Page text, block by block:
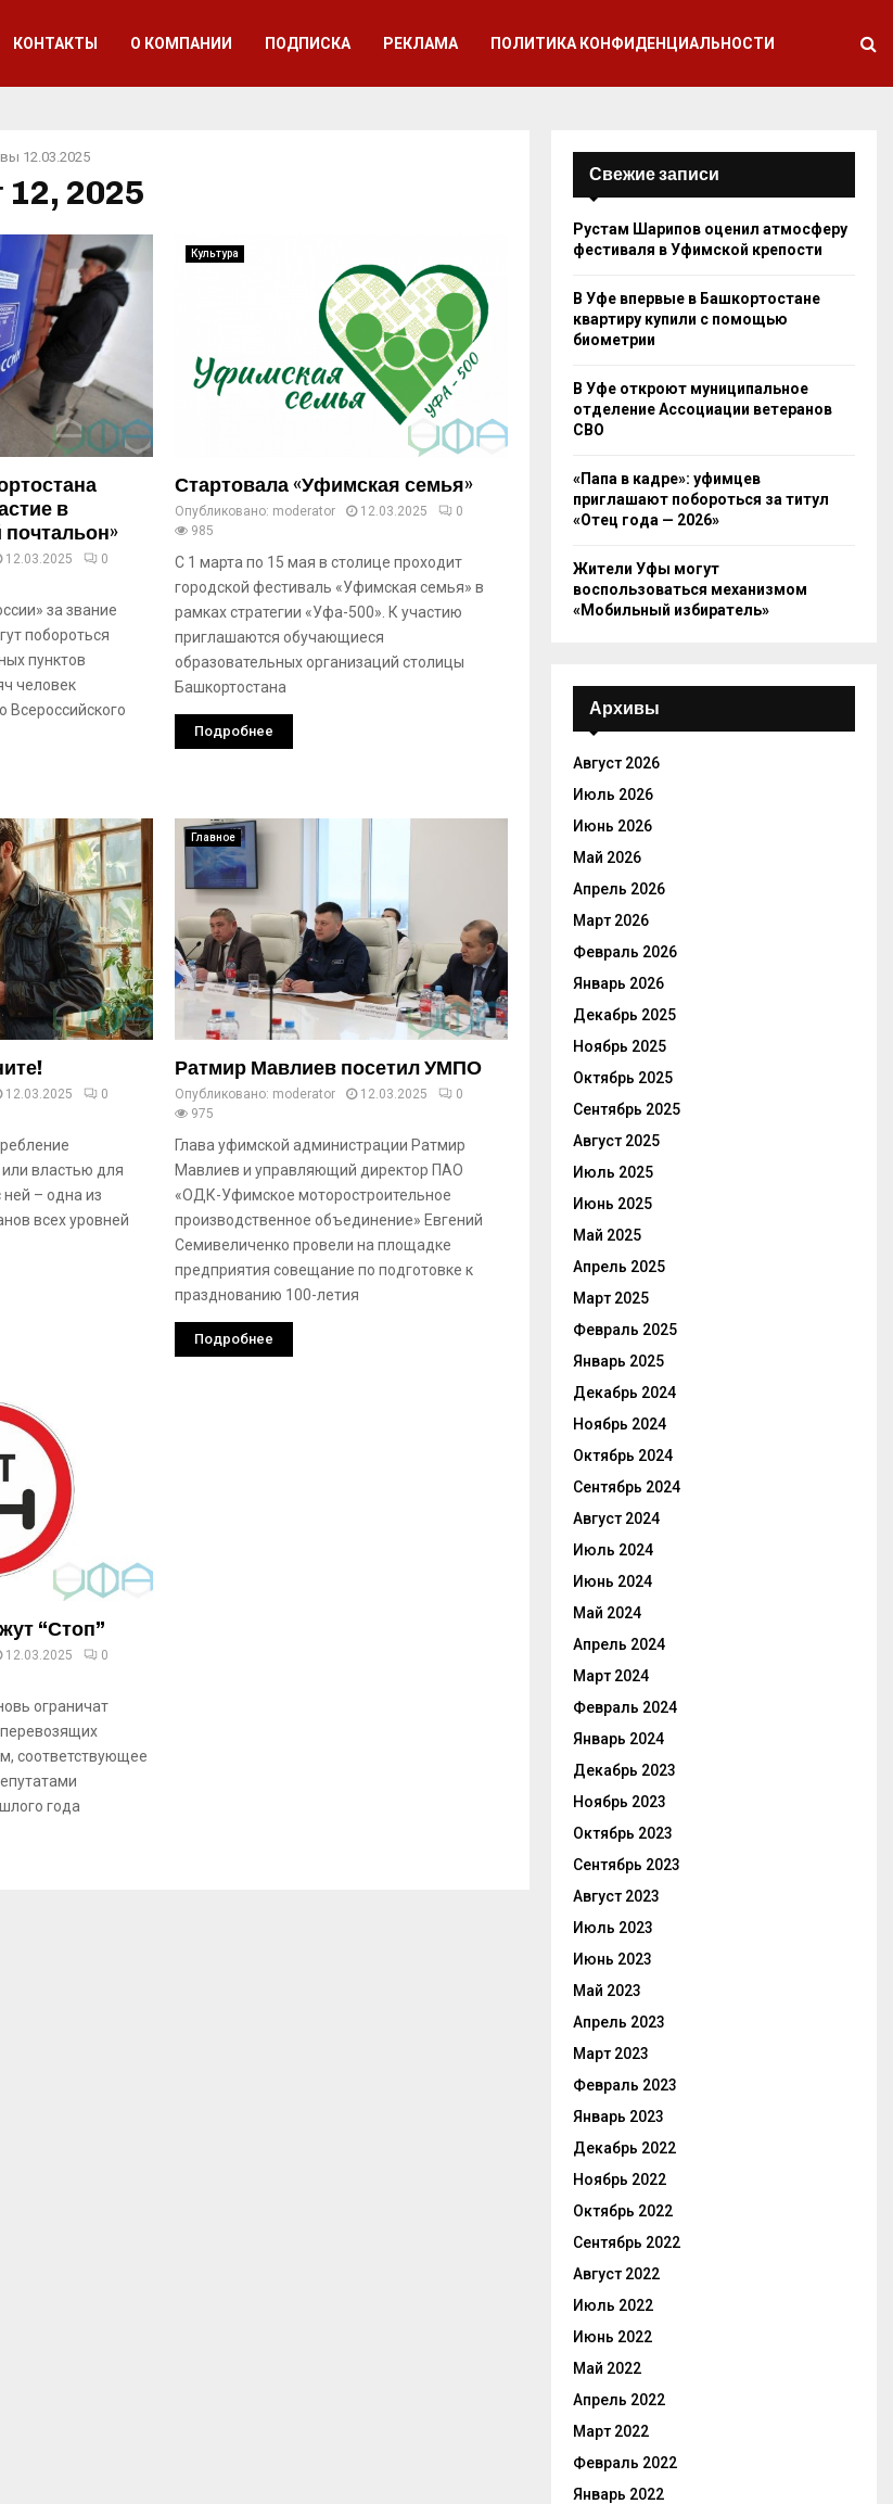
КОНТАКТЫ О КОМПАНИИ ПОДПИСКА РЕКЛАМА ПОЛИТИКА КОНФИДЕНЦИАЛЬНОСТИ
12.03.2025
12, 2025
в
почтальон»
12.03.2025
0
за звание
побороться
пунктов
человек
Всероссийского
Культура
Стартовала «Уфимская семья»
Опубликовано: moderator 12.03.2025
0
985
С 1 марта по 15 мая в столице проходит
городской фестиваль «Уфимская семья» в
рамках стратегии «Уфа-500». К участию
приглашаются обучающиеся
образовательных организаций столицы
Башкортостана
Подробнее
12.03.2025
0
властью для
– одна из
всех уровней
Главное
Ратмир Мавлиев посетил УМПО
Опубликовано: moderator 12.03.2025
0
975
Глава уфимской администрации Ратмир
Мавлиев и управляющий директор ПАО
«ОДК-Уфимское моторостроительное
производственное объединение» Евгений
Семивеличенко провели на площадке
предприятия совещание по подготовке к
празднованию 100-летия
Подробнее
“Стоп”
12.03.2025
0
ограничат
соответствующее
года
Свежие записи
Рустам Шарипов оценил атмосферу
фестиваля в Уфимской крепости
В Уфе впервые в Башкортостане
квартиру купили с помощью
биометрии
В Уфе откроют муниципальное
отделение Ассоциации ветеранов
СВО
«Папа в кадре»: уфимцев
приглашают побороться за титул
«Отец года — 2026»
Жители Уфы могут
воспользоваться механизмом
«Мобильный избиратель»
Архивы
Август 2026
Июль 2026
Июнь 2026
Май 2026
Апрель 2026
Март 2026
Февраль 2026
Январь 2026
Декабрь 2025
Ноябрь 2025
Октябрь 2025
Сентябрь 2025
Август 2025
Июль 2025
Июнь 2025
Май 2025
Апрель 2025
Март 2025
Февраль 2025
Январь 2025
Декабрь 2024
Ноябрь 2024
Октябрь 2024
Сентябрь 2024
Август 2024
Июль 2024
Июнь 2024
Май 2024
Апрель 2024
Март 2024
Февраль 2024
Январь 2024
Декабрь 2023
Ноябрь 2023
Октябрь 2023
Сентябрь 2023
Август 2023
Июль 2023
Июнь 2023
Май 2023
Апрель 2023
Март 2023
Февраль 2023
Январь 2023
Декабрь 2022
Ноябрь 2022
Октябрь 2022
Сентябрь 2022
Август 2022
Июль 2022
Июнь 2022
Май 2022
Апрель 2022
Март 2022
Февраль 2022
Январь 2022